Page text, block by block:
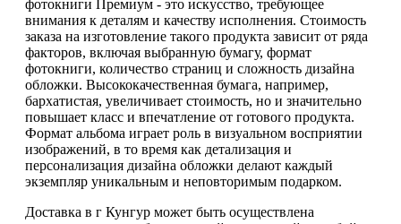
фотокниги Премиум - это искусство, требующее
внимания к деталям и качеству исполнения. Стоимость
заказа на изготовление такого продукта зависит от ряда
факторов, включая выбранную бумагу, формат
фотокниги, количество страниц и сложность дизайна
обложки. Высококачественная бумага, например,
бархатистая, увеличивает стоимость, но и значительно
повышает класс и впечатление от готового продукта.
Формат альбома играет роль в визуальном восприятии
изображений, в то время как детализация и
персонализация дизайна обложки делают каждый
экземпляр уникальным и неповторимым подарком.
Доставка в г Кунгур может быть осуществлена